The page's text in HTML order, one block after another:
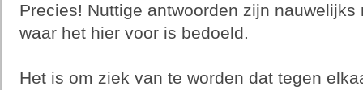
Precies! Nuttige antwoorden zijn
waar het hier voor is bedoeld.
Het is om ziek van te worden dat tegen